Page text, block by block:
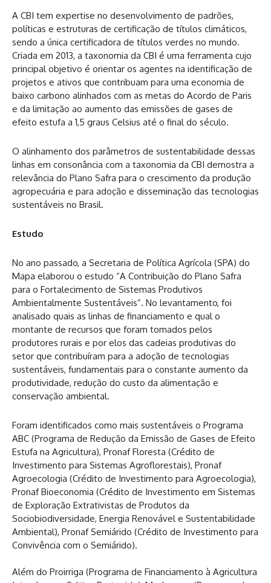
A CBI tem expertise no desenvolvimento de padrões,
políticas e estruturas de certificação de títulos climáticos,
sendo a única certificadora de títulos verdes no mundo.
Criada em 2013, a taxonomia da CBI é uma ferramenta cujo
principal objetivo é orientar os agentes na identificação de
projetos e ativos que contribuam para uma economia de
baixo carbono alinhados com as metas do Acordo de Paris
e da limitação ao aumento das emissões de gases de
efeito estufa a 1,5 graus Celsius até o final do século.
O alinhamento dos parâmetros de sustentabilidade dessas
linhas em consonância com a taxonomia da CBI demostra a
relevância do Plano Safra para o crescimento da produção
agropecuária e para adoção e disseminação das tecnologias
sustentáveis no Brasil.
Estudo
No ano passado, a Secretaria de Política Agrícola (SPA) do
Mapa elaborou o estudo “A Contribuição do Plano Safra
para o Fortalecimento de Sistemas Produtivos
Ambientalmente Sustentáveis”. No levantamento, foi
analisado quais as linhas de financiamento e qual o
montante de recursos que foram tomados pelos
produtores rurais e por elos das cadeias produtivas do
setor que contribuíram para a adoção de tecnologias
sustentáveis, fundamentais para o constante aumento da
produtividade, redução do custo da alimentação e
conservação ambiental.
Foram identificados como mais sustentáveis o Programa
ABC (Programa de Redução da Emissão de Gases de Efeito
Estufa na Agricultura), Pronaf Floresta (Crédito de
Investimento para Sistemas Agroflorestais), Pronaf
Agroecologia (Crédito de Investimento para Agroecologia),
Pronaf Bioeconomia (Crédito de Investimento em Sistemas
de Exploração Extrativistas de Produtos da
Sociobiodiversidade, Energia Renovável e Sustentabilidade
Ambiental), Pronaf Semiárido (Crédito de Investimento para
Convivência com o Semiárido).
Além do Proirriga (Programa de Financiamento à Agricultura